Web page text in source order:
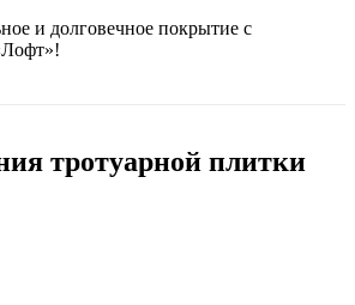
и долговечное покрытие с
тротуарной плитки